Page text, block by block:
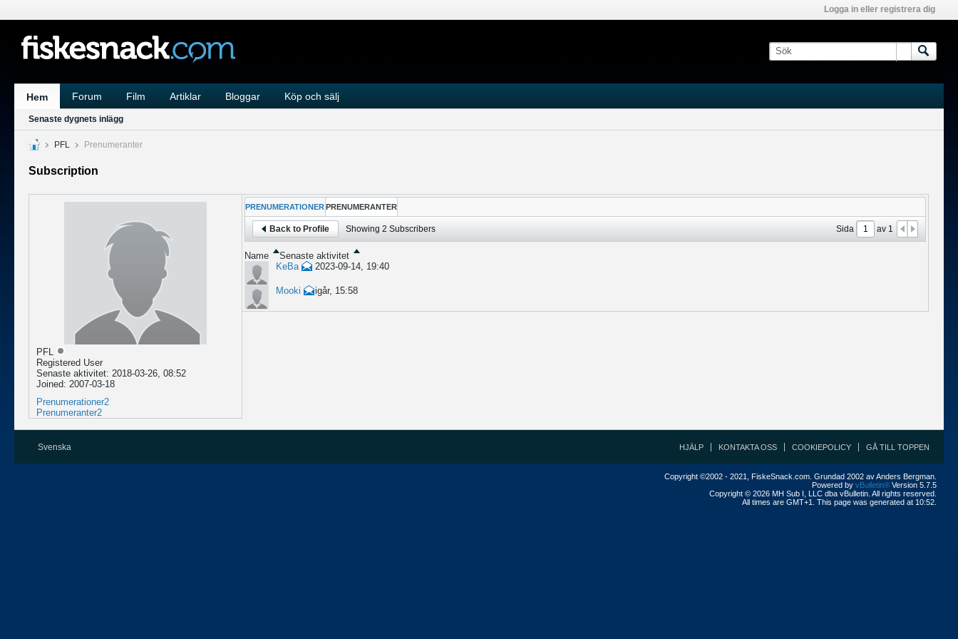
Logga in eller registrera dig
Hem Forum Film Artiklar Bloggar Köp och sälj
Senaste dygnets inlägg
PFL Prenumeranter
Subscription
PFL
Registered User
Senaste aktivitet: 2018-03-26, 08:52
Joined: 2007-03-18
Prenumerationer2
Prenumeranter2
PRENUMERATIONER PRENUMERANTER
Back to Profile Showing 2 Subscribers Sida av 1
Name
Senaste aktivitet
KeBa
2023-09-14, 19:40
Mooki igår, 15:58
Svenska HJÄLP KONTAKTA OSS COOKIEPOLICY GÅ TILL TOPPEN
Copyright ©2002 - 2021, FiskeSnack.com. Grundad 2002 av Anders Bergman.
Powered by vBulletin® Version 5.7.5
Copyright © 2026 MH Sub I, LLC dba vBulletin. All rights reserved.
All times are GMT+1. This page was generated at 10:52.